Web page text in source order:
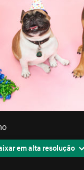
em alta resolução